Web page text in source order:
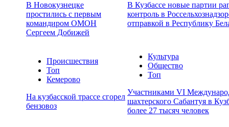
В Новокузнецке
простились с первым
командиром ОМОН
Сергеем Добижей
В Кузбассе новые партии
контроль в
отправкой в Республику
Происшествия
Топ
Кемерово
На кузбасской трассе сгорел
бензовоз
Культура
Общество
Топ
Участниками VI
шахтерского Сабантуя в
более 27 тысяч человек